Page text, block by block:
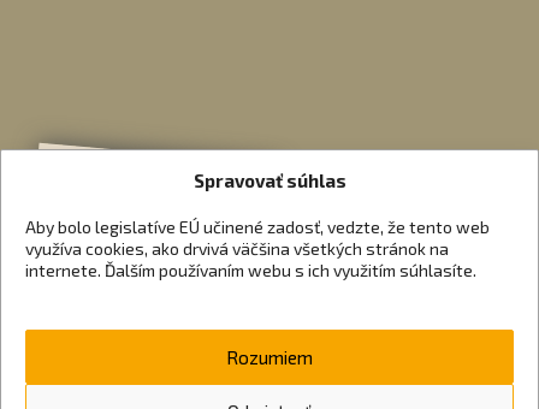
Spravovať súhlas
Aby bolo legislatíve EÚ učinené zadosť, vedzte, že tento web
využíva cookies, ako drvivá väčšina všetkých stránok na
internete. Ďalším používaním webu s ich využitím súhlasíte.
Rozumiem